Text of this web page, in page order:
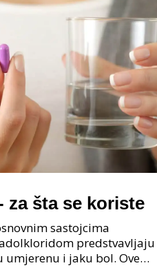
za šta se koriste
sastojcima
predstvavljaju
i jaku bol. Ove